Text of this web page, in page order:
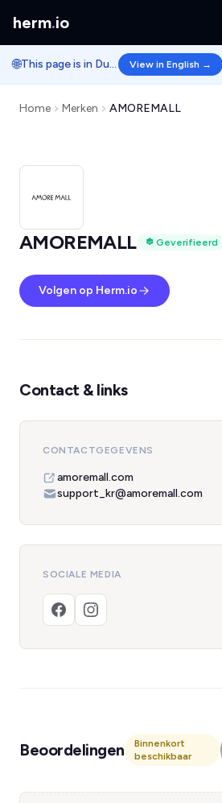
herm.io
🌐 This page is in Dutch. View in English →
Home Merken AMOREMALL
AMOREMALL Geverifieerd
Volgen op Herm.io
Contact & links
CONTACTGEGEVENS
amoremall.com
support_kr@amoremall.com
SOCIALE MEDIA
Beoordelingen
Binnenkort
beschikbaar